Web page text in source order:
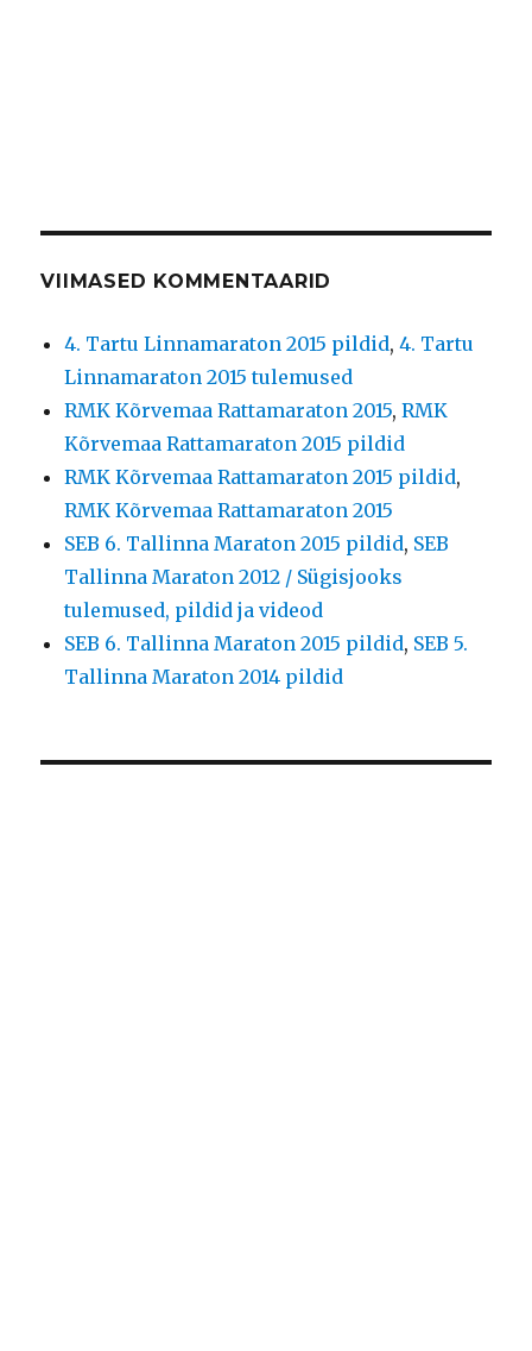
VIIMASED KOMMENTAARID
4. Tartu Linnamaraton 2015 pildid,4. Tartu
Linnamaraton 2015 tulemused
RMK Kõrvemaa Rattamaraton 2015,RMK
Kõrvemaa Rattamaraton 2015 pildid
RMK Kõrvemaa Rattamaraton 2015 pildid,
RMK Kõrvemaa Rattamaraton 2015
SEB 6. Tallinna Maraton 2015 pildid, SEB
Tallinna Maraton 2012 / Sügisjooks
tulemused, pildid ja videod
SEB 6. Tallinna Maraton 2015 pildid, SEB 5.
Tallinna Maraton 2014 pildid